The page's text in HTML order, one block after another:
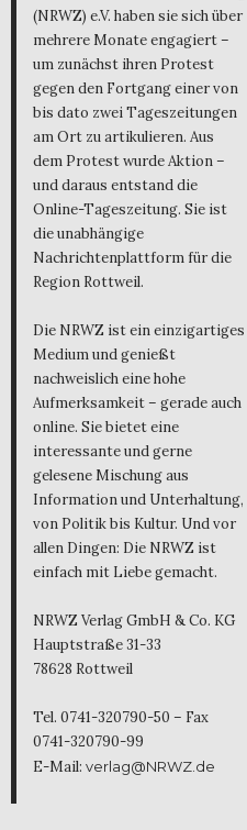
(NRWZ) e.V. haben sie sich über
mehrere Monate engagiert –
um zunächst ihren Protest
gegen den Fortgang einer von
bis dato zwei Tageszeitungen
am Ort zu artikulieren. Aus
dem Protest wurde Aktion –
und daraus entstand die
Online-Tageszeitung. Sie ist
die unabhängige
Nachrichtenplattform für die
Region Rottweil.
Die NRWZ ist ein einzigartiges
Medium und genießt
nachweislich eine hohe
Aufmerksamkeit – gerade auch
online. Sie bietet eine
interessante und gerne
gelesene Mischung aus
Information und Unterhaltung,
von Politik bis Kultur. Und vor
allen Dingen: Die NRWZ ist
einfach mit Liebe gemacht.
NRWZ Verlag GmbH & Co. KG
Hauptstraße 31-33
78628 Rottweil
Tel. 0741-320790-50 – Fax
0741-320790-99
E-Mail: verlag@NRWZ.de